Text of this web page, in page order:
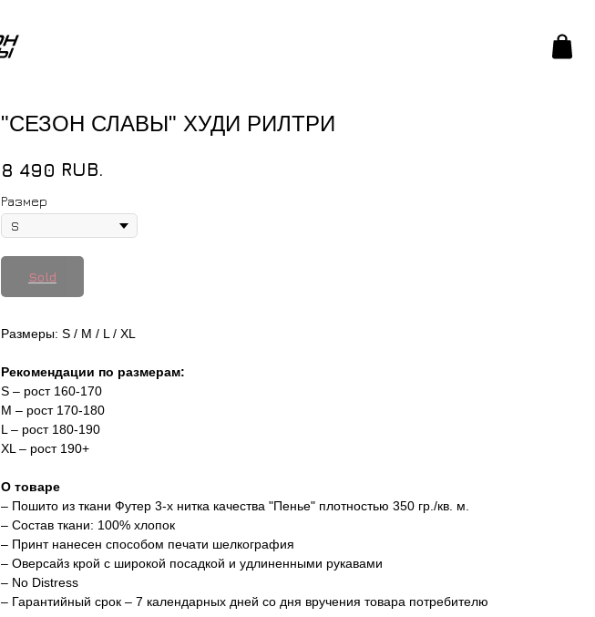
"СЕЗОН СЛАВЫ" ХУДИ РИЛТРИ
8 490 RUB.
Размер
Размеры: S / M / L / XL
Рекомендации по размерам:
S – рост 160-170
M – рост 170-180
L – рост 180-190
XL – рост 190+
О товаре
– Пошито из ткани Футер 3-х нитка качества "Пенье" плотностью 350 гр./кв. м.
– Состав ткани: 100% хлопок
– Принт нанесен способом печати шелкография
– Оверсайз крой с широкой посадкой и удлиненными рукавами
– No Distress
– Гарантийный срок – 7 календарных дней со дня вручения товара потребителю